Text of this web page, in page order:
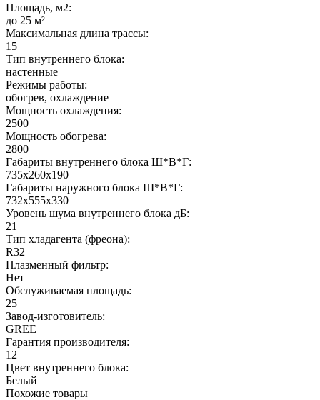
Площадь, м2:
до 25 м²
Максимальная длина трассы:
15
Тип внутреннего блока:
настенные
Режимы работы:
обогрев, охлаждение
Мощность охлаждения:
2500
Мощность обогрева:
2800
Габариты внутреннего блока Ш*В*Г:
735х260х190
Габариты наружного блока Ш*В*Г:
732х555х330
Уровень шума внутреннего блока дБ:
21
Тип хладагента (фреона):
R32
Плазменный фильтр:
Нет
Обслуживаемая площадь:
25
Завод-изготовитель:
GREE
Гарантия производителя:
12
Цвет внутреннего блока:
Белый
Похожие товары